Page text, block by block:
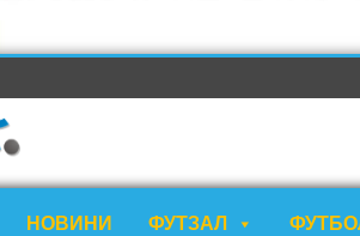
НОВИНИ ФУТЗАЛ